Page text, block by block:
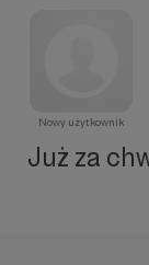
Nowy użytkownik
Już za